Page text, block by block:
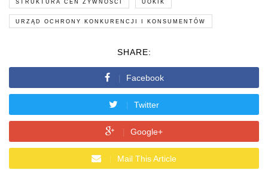
STRUKTURA CEN ŻYWNOŚCI UOKIK
URZĄD OCHRONY KONKURENCJI I KONSUMENTÓW
SHARE:
Facebook
Twitter
Google+
Mail This Article